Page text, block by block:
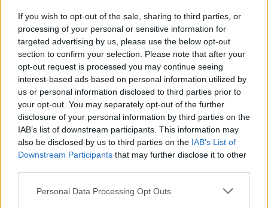
If you wish to opt-out of the sale, sharing to third parties, or
processing of your personal or sensitive information for
targeted advertising by us, please use the below opt-out
section to confirm your selection. Please note that after your
opt-out request is processed you may continue seeing
interest-based ads based on personal information utilized by
us or personal information disclosed to third parties prior to
your opt-out. You may separately opt-out of the further
disclosure of your personal information by third parties on the
IAB’s list of downstream participants. This information may
also be disclosed by us to third parties on the IAB’s List of
Downstream Participants that may further disclose it to other
Personal Data Processing Opt Outs
Κοινότητα του Δήμου μας. Ευχόμαστε μια
Δημιουργική Σχολική Χρονιά με πολύ παιχνίδι στη
νέα παιδική χαρά και πολλά – πολλά χαμόγελα!!!